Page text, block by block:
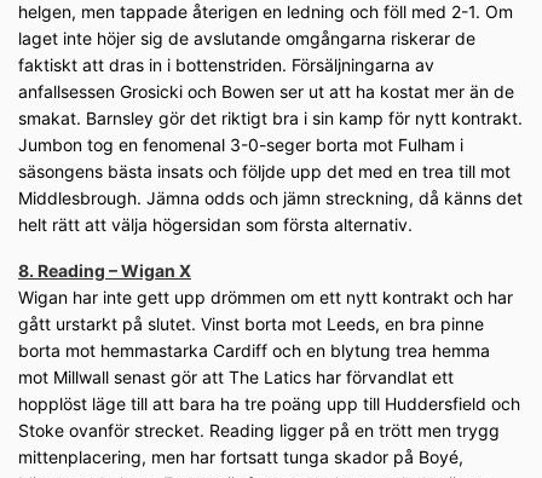
helgen, men tappade återigen en ledning och föll med 2-1. Om
laget inte höjer sig de avslutande omgångarna riskerar de
faktiskt att dras in i bottenstriden. Försäljningarna av
anfallsessen Grosicki och Bowen ser ut att ha kostat mer än de
smakat. Barnsley gör det riktigt bra i sin kamp för nytt kontrakt.
Jumbon tog en fenomenal 3-0-seger borta mot Fulham i
säsongens bästa insats och följde upp det med en trea till mot
Middlesbrough. Jämna odds och jämn streckning, då känns det
helt rätt att välja högersidan som första alternativ.
8. Reading – Wigan X
Wigan har inte gett upp drömmen om ett nytt kontrakt och har
gått urstarkt på slutet. Vinst borta mot Leeds, en bra pinne
borta mot hemmastarka Cardiff och en blytung trea hemma
mot Millwall senast gör att The Latics har förvandlat ett
hopplöst läge till att bara ha tre poäng upp till Huddersfield och
Stoke ovanför strecket. Reading ligger på en trött men trygg
mittenplacering, men har fortsatt tunga skador på Boyé,